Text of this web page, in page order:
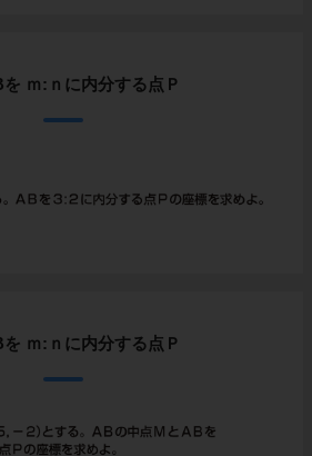
ｍ:ｎに内分する点Ｐ
ｍ:ｎに内分する点Ｐ